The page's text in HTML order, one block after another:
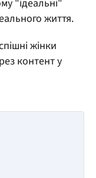
"ідеальні"
життя.
жінки
контент у